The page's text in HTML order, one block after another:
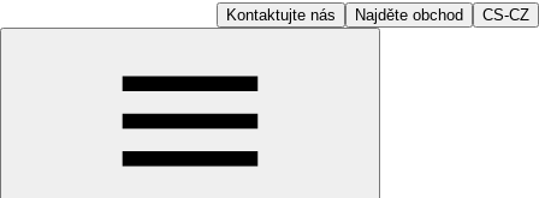
Kontaktujte nás Najděte obchod CS-CZ